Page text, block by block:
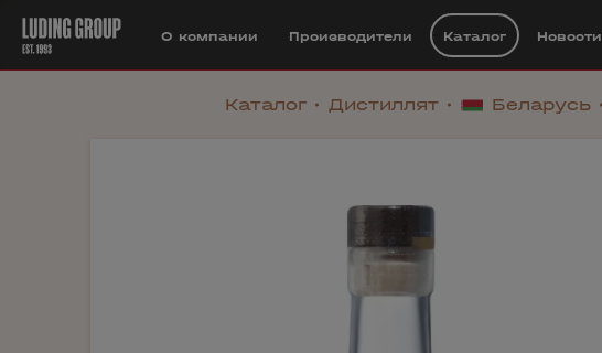
О компании Производители Каталог Новости
Каталог Дистиллят Беларусь